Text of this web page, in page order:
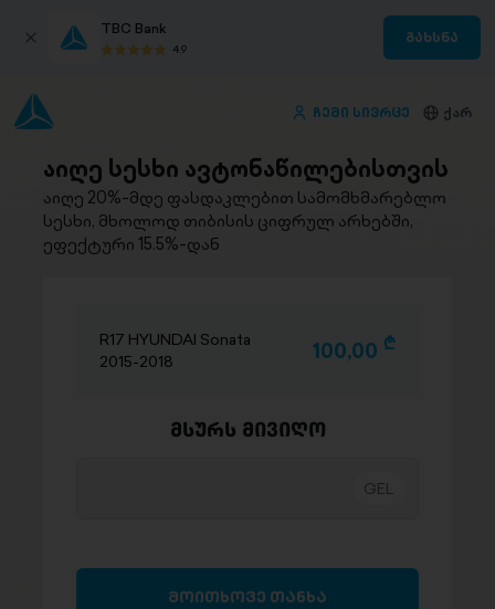
TBC Bank
4.9
გახსნა
ჩემი სივრცე ქარ
აიღე სესხი ავტონაწილებისთვის
აიღე 20%-მდე ფასდაკლებით სამომხმარებლო
სესხი, მხოლოდ თიბისის ციფრულ არხებში,
ეფექტური 15.5%-დან
R17 HYUNDAI Sonata
2015-2018
100,00 D
მსურს მივიღო
მოითხოვე თანხა